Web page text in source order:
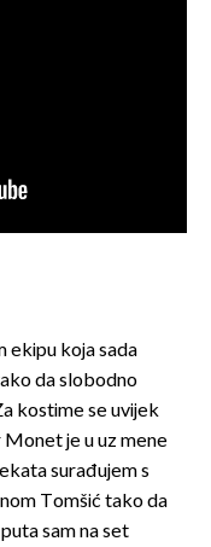
ekipu koja sada
da slobodno
kostime se uvijek
je u uz mene
surađujem s
Tomšić tako da
sam na set